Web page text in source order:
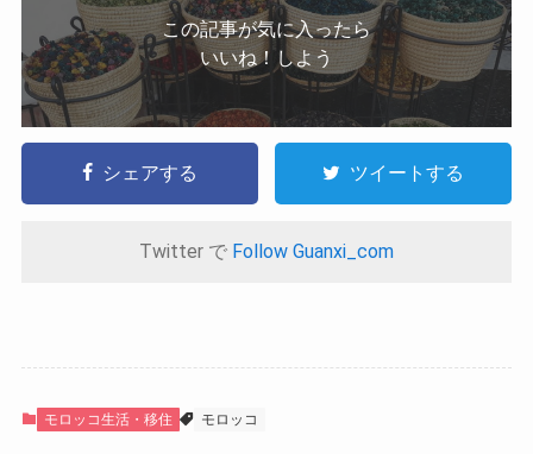
この記事が気に入ったら
いいね！しよう
シェアする ツイートする
Twitter で Follow Guanxi_com
モロッコ生活・移住 モロッコ